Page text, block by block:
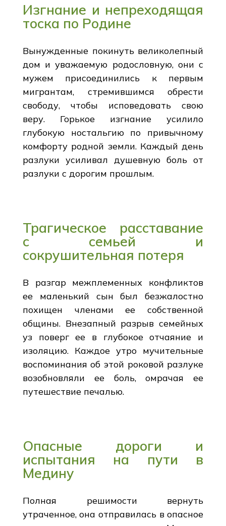
Изгнание и непреходящая
тоска по Родине
Вынужденные покинуть великолепный
дом и уважаемую родословную, они с
мужем присоединились к первым
мигрантам, стремившимся обрести
свободу, чтобы исповедовать свою
веру. Горькое изгнание усилило
глубокую ностальгию по привычному
комфорту родной земли. Каждый день
разлуки усиливал душевную боль от
разлуки с дорогим прошлым.
Трагическое расставание
с семьей и
сокрушительная потеря
В разгар межплеменных конфликтов
ее маленький сын был безжалостно
похищен членами ее собственной
общины. Внезапный разрыв семейных
уз поверг ее в глубокое отчаяние и
изоляцию. Каждое утро мучительные
воспоминания об этой роковой разлуке
возобновляли ее боль, омрачая ее
путешествие печалью.
Опасные дороги и
испытания на пути в
Медину
Полная решимости вернуть
утраченное, она отправилась в опасное